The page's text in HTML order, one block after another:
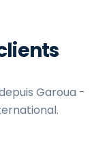
Garoua -